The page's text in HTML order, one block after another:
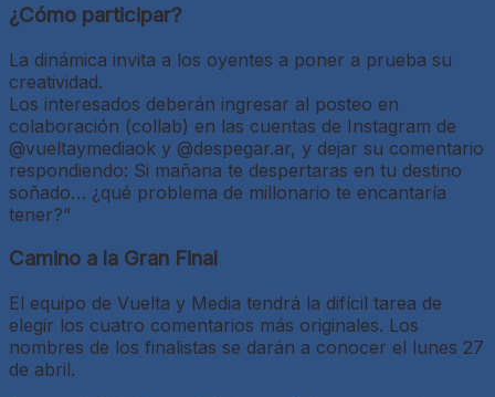
¿Cómo participar?
La dinámica invita a los oyentes a poner a prueba su
creatividad.
Los interesados deberán ingresar al posteo en
colaboración (collab) en las cuentas de Instagram de
@vueltaymediaok y @despegar.ar, y dejar su comentario
respondiendo: Si mañana te despertaras en tu destino
soñado… ¿qué problema de millonario te encantaría
tener?”
Camino a la Gran Final
El equipo de Vuelta y Media tendrá la difícil tarea de
elegir los cuatro comentarios más originales. Los
nombres de los finalistas se darán a conocer el lunes 27
de abril.